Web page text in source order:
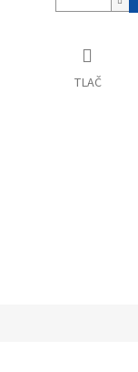
TLAČ